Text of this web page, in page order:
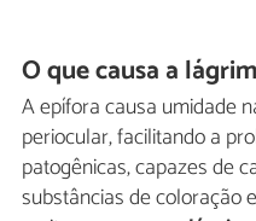
O que causa a
A epífora causa umidade
periocular, facilitando a
patogênicas, capazes de
substâncias de coloração